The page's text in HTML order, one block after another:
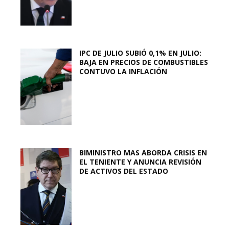
IPC DE JULIO SUBIÓ 0,1% EN JULIO:
BAJA EN PRECIOS DE COMBUSTIBLES
CONTUVO LA INFLACIÓN
BIMINISTRO MAS ABORDA CRISIS EN
EL TENIENTE Y ANUNCIA REVISIÓN
DE ACTIVOS DEL ESTADO